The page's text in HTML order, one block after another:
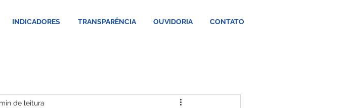
INDICADORES TRANSPARÊNCIA OUVIDORIA CONTATO
de leitura